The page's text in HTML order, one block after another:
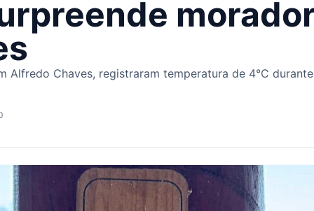
Alfredo Chaves, registraram temperatura de 4°C